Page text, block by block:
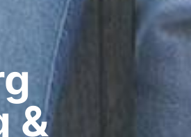
&